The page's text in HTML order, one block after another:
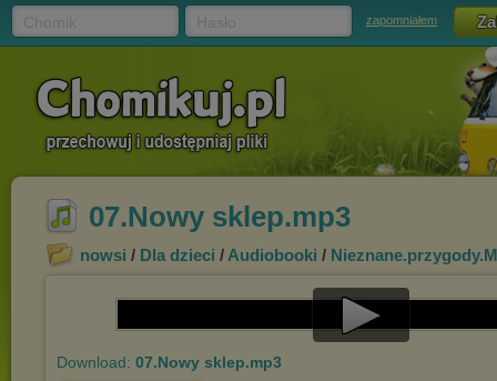
zapomniałem
07.Nowy sklep.mp3
nowsi / Dla dzieci / Audiobooki /
Play
Download: 07.Nowy sklep.mp3